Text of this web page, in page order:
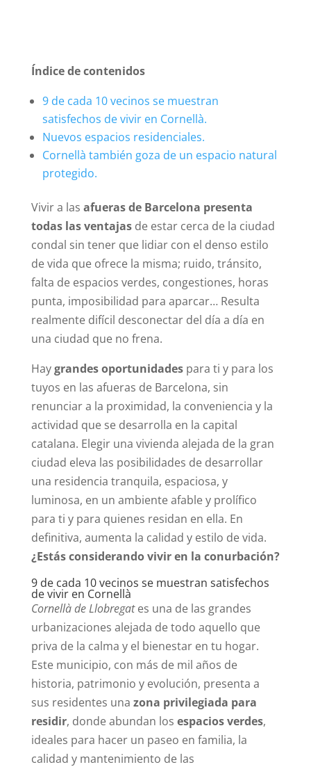
Índice de contenidos
9 de cada 10 vecinos se muestran
satisfechos de vivir en Cornellà.
Nuevos espacios residenciales.
Cornellà también goza de un espacio natural
protegido.
Vivir a las afueras de Barcelona presenta
todas las ventajasde estar cerca de la ciudad
condal sin tener que lidiar con el denso estilo
de vida que ofrece la misma; ruido, tránsito,
falta de espacios verdes, congestiones, horas
punta, imposibilidad para aparcar… Resulta
realmente difícil desconectar del día a día en
una ciudad que no frena.
Haygrandes oportunidadespara ti y para los
tuyos en las afueras de Barcelona, sin
renunciar a la proximidad, la conveniencia y la
actividad que se desarrolla en la capital
catalana. Elegir una vivienda alejada de la gran
ciudad eleva las posibilidades de desarrollar
una residencia tranquila, espaciosa, y
luminosa, en un ambiente afable y prolífico
para ti y para quienes residan en ella. En
definitiva, aumenta la calidad y estilo de vida.
¿Estás considerando vivir en la conurbación?
9 de cada 10 vecinos se muestran satisfechos
de vivir en Cornellà
Cornellà de Llobregates una de las grandes
urbanizaciones alejada de todo aquello que
priva de la calma y el bienestar en tu hogar.
Este municipio, con más de mil años de
historia, patrimonio y evolución, presenta a
sus residentes una zona privilegiada para
residir, donde abundan los espacios verdes,
ideales para hacer un paseo en familia, la
calidad y mantenimiento de las